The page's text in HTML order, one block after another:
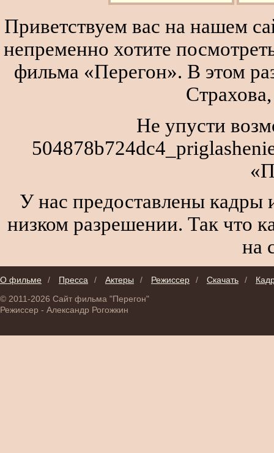
Приветствуем вас на нашем
непременно хотите
фильма «Перегон». В этом
Не упусти
У нас предоставлены кадры
низком разрешении. Так что
на
О фильме / Пресса / Актеры / Режиссер / Скачать /
© 2011-2026 Сайт фильма "Перегон"
Режиссер - Александр Рогожкин